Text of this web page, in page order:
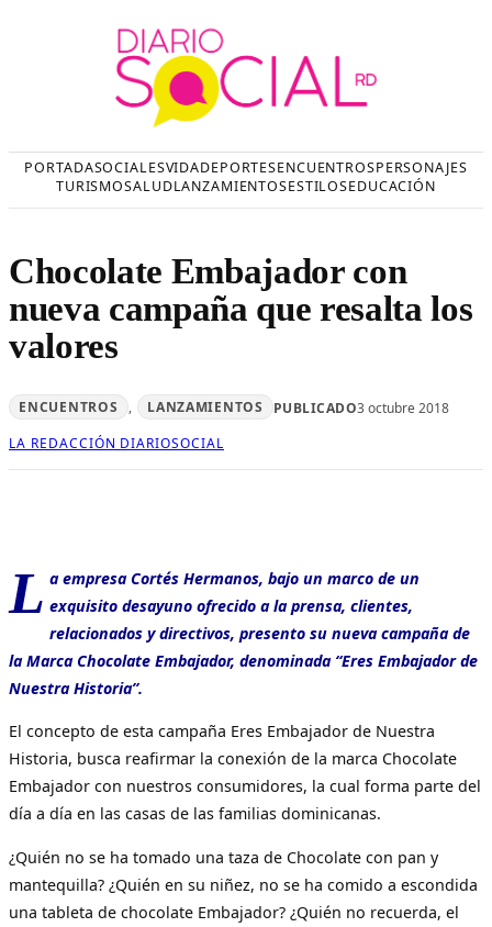
PORTADASOCIALESVIDADEPORTESENCUENTROSPERSONAJES
TURISMOSALUDLANZAMIENTOSESTILOSEDUCACIÓN
Chocolate Embajador con
nueva campaña que resalta los
valores
ENCUENTROS , LANZAMIENTOS PUBLICADO3 octubre 2018
LA REDACCIÓN DIARIOSOCIAL
L a empresa Cortés Hermanos, bajo un marco de un
exquisito desayuno ofrecido a la prensa, clientes,
relacionados y directivos, presento su nueva campaña de
la Marca Chocolate Embajador, denominada “Eres Embajador de
Nuestra Historia”.
El concepto de esta campaña Eres Embajador de Nuestra
Historia, busca reafirmar la conexión de la marca Chocolate
Embajador con nuestros consumidores, la cual forma parte del
día a día en las casas de las familias dominicanas.
¿Quién no se ha tomado una taza de Chocolate con pan y
mantequilla? ¿Quién en su niñez, no se ha comido a escondida
una tableta de chocolate Embajador? ¿Quién no recuerda, el